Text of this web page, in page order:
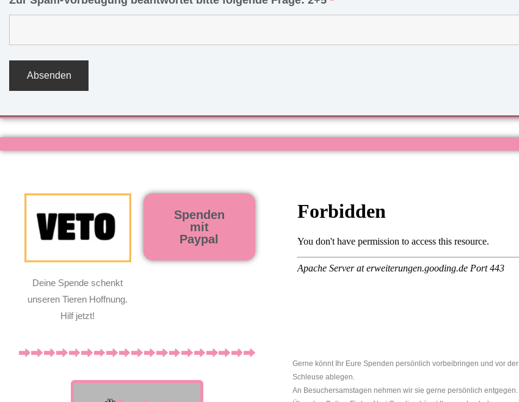
Deine Spende schenkt
unseren Tieren Hoffnung.
Hilf jetzt!
Spenden
mit
Paypal
Gerne könnt Ihr Eure Spenden persönlich vorbeibringen und vor der
Schleuse ablegen.
An Besuchersamstagen nehmen wir sie gerne persönlich entgegen.